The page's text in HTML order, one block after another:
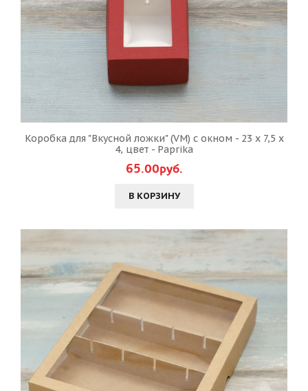
Коробка для "Вкусной ложки" (VM) с окном - 23 х 7,5 х
4, цвет - Paprika
65.00руб.
В КОРЗИНУ